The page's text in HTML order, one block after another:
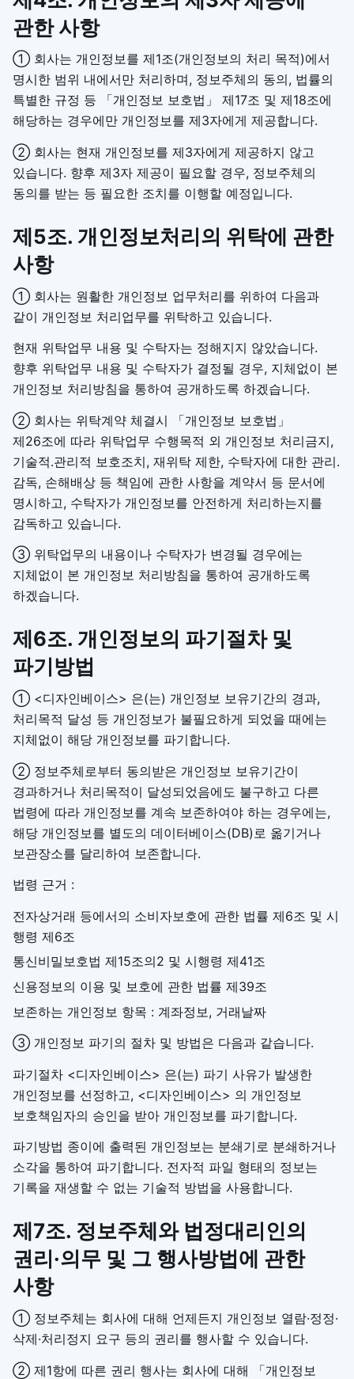
관한 사항
① 회사는 개인정보를 제1조(개인정보의 처리 목적)에서
명시한 범위 내에서만 처리하며, 정보주체의 동의, 법률의
특별한 규정 등 「개인정보 보호법」 제17조 및 제18조에
해당하는 경우에만 개인정보를 제3자에게 제공합니다.
② 회사는 현재 개인정보를 제3자에게 제공하지 않고
있습니다. 향후 제3자 제공이 필요할 경우, 정보주체의
동의를 받는 등 필요한 조치를 이행할 예정입니다.
제5조. 개인정보처리의 위탁에 관한
사항
① 회사는 원활한 개인정보 업무처리를 위하여 다음과
같이 개인정보 처리업무를 위탁하고 있습니다.
현재 위탁업무 내용 및 수탁자는 정해지지 않았습니다.
향후 위탁업무 내용 및 수탁자가 결정될 경우, 지체없이 본
개인정보 처리방침을 통하여 공개하도록 하겠습니다.
② 회사는 위탁계약 체결시 「개인정보 보호법」
제26조에 따라 위탁업무 수행목적 외 개인정보 처리금지,
기술적․관리적 보호조치, 재위탁 제한, 수탁자에 대한 관리․
감독, 손해배상 등 책임에 관한 사항을 계약서 등 문서에
명시하고, 수탁자가 개인정보를 안전하게 처리하는지를
감독하고 있습니다.
③ 위탁업무의 내용이나 수탁자가 변경될 경우에는
지체없이 본 개인정보 처리방침을 통하여 공개하도록
하겠습니다.
제6조. 개인정보의 파기절차 및
파기방법
① <디자인베이스> 은(는) 개인정보 보유기간의 경과,
처리목적 달성 등 개인정보가 불필요하게 되었을 때에는
지체없이 해당 개인정보를 파기합니다.
② 정보주체로부터 동의받은 개인정보 보유기간이
경과하거나 처리목적이 달성되었음에도 불구하고 다른
법령에 따라 개인정보를 계속 보존하여야 하는 경우에는,
해당 개인정보를 별도의 데이터베이스(DB)로 옮기거나
보관장소를 달리하여 보존합니다.
법령 근거 :
전자상거래 등에서의 소비자보호에 관한 법률 제6조 및 시
행령 제6조
통신비밀보호법 제15조의2 및 시행령 제41조
신용정보의 이용 및 보호에 관한 법률 제39조
보존하는 개인정보 항목 : 계좌정보, 거래날짜
③ 개인정보 파기의 절차 및 방법은 다음과 같습니다.
파기절차 <디자인베이스> 은(는) 파기 사유가 발생한
개인정보를 선정하고, <디자인베이스> 의 개인정보
보호책임자의 승인을 받아 개인정보를 파기합니다.
파기방법 종이에 출력된 개인정보는 분쇄기로 분쇄하거나
소각을 통하여 파기합니다. 전자적 파일 형태의 정보는
기록을 재생할 수 없는 기술적 방법을 사용합니다.
제7조. 정보주체와 법정대리인의
권리·의무 및 그 행사방법에 관한
사항
① 정보주체는 회사에 대해 언제든지 개인정보 열람·정정·
삭제·처리정지 요구 등의 권리를 행사할 수 있습니다.
② 제1항에 따른 권리 행사는 회사에 대해 「개인정보